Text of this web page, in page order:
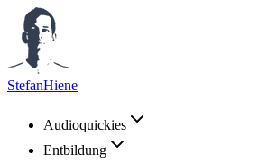
StefanHiene
Audioquickies
Entbildung